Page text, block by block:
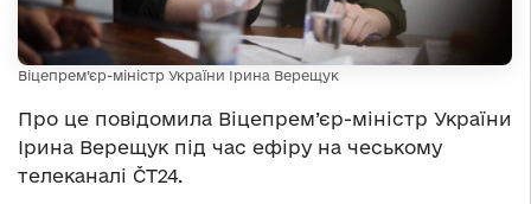
Віцепрем’єр-міністр України Ірина Верещук
Про це повідомила Віцепрем’єр-міністр України
Ірина Верещук під час ефіру на чеському
телеканалі ČT24.